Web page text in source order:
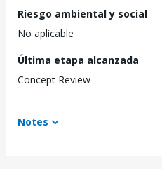
Riesgo ambiental y social
No aplicable
Última etapa alcanzada
Concept Review
Notes